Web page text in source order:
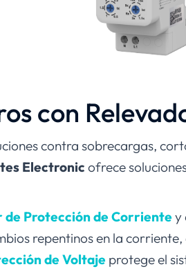
con
contra sobrecargas,
Electronic ofrece
de Protección de Corrientey
repentinos en la
de Voltaje protege el